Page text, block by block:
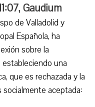
, Gaudium
de Valladolid y
Española, ha
sobre la
una
que es rechazada y la
aceptada: